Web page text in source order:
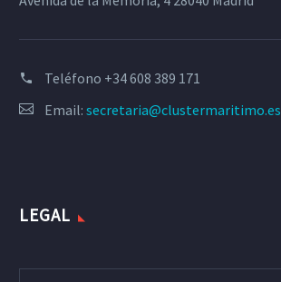
Teléfono +34 608 389 171
Email: secretaria@clustermaritimo.es
LEGAL